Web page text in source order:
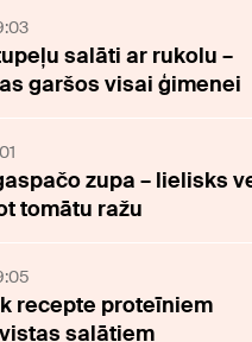
salāti ar rukolu –
garšos visai ģimenei
zupa – lielisks
tomātu ražu
recepte proteīniem
salātiem